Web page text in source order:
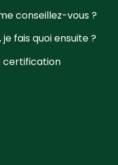
conseillez-vous ?
fais quoi ensuite ?
certification